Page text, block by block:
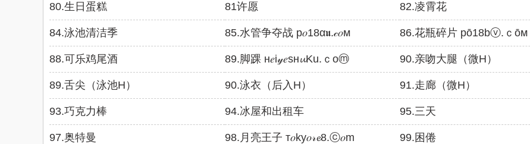
80.生日蛋糕 81许愿 82.凌霄花
84.泳池清洁季 85.水管争夺战 р𝑜18α𝖚.𝒸𝑜м 86.花瓶碎片 рō18bⓥ.ｃōм
88.可乐鸡尾酒 89.脚踝 н𝑒i𝓎𝑒sн𝓾Ku.ｃoⓜ 90.亲吻大腿（微H）
89.舌尖（泳池H） 90.泳衣（后入H） 91.走廊（微H）
93.巧克力棒 94.冰屋和出租车 95.三天
97.奥特曼 98.月亮王子 т𝑜ky𝑜𝓇𝓮8.ⓒ𝑜m 99.困倦